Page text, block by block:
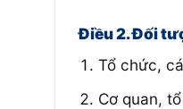
Điều 2. Đối
Tổ chức,
Cơ quan,